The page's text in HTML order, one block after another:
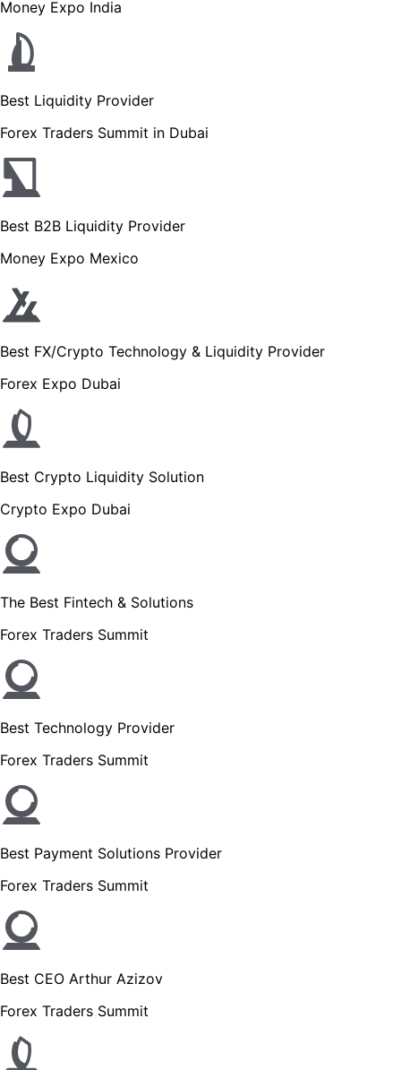
Money Expo India
Best Liquidity Provider
Forex Traders Summit in Dubai
Best B2B Liquidity Provider
Money Expo Mexico
Best FX/Crypto Technology & Liquidity Provider
Forex Expo Dubai
Best Crypto Liquidity Solution
Crypto Expo Dubai
The Best Fintech & Solutions
Forex Traders Summit
Best Technology Provider
Forex Traders Summit
Best Payment Solutions Provider
Forex Traders Summit
Best CEO Arthur Azizov
Forex Traders Summit